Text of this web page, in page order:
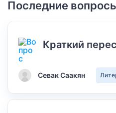
Последние
Краткий
Севак Саакян